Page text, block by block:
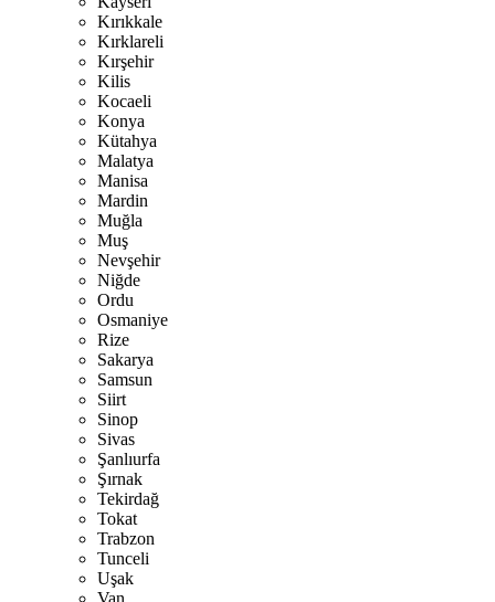
Kırıkkale
Kırklareli
Kırşehir
Kilis
Kocaeli
Konya
Kütahya
Malatya
Manisa
Mardin
Muğla
Muş
Nevşehir
Niğde
Ordu
Osmaniye
Rize
Sakarya
Samsun
Siirt
Sinop
Sivas
Şanlıurfa
Şırnak
Tekirdağ
Tokat
Trabzon
Tunceli
Uşak
Van